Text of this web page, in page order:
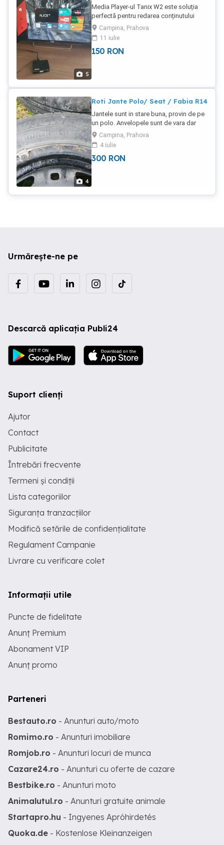
5
Media Player-ul Tanix W2 este soluția
perfectă pentru redarea conținutului
multimedia preferat pe tv. Acesta poate
transforma tv-ul intr-un smart tv.
Produsul este nou, desfacut pt testare.
Campina, Prahova
11 iulie
150 RON
4
Roti Jante Polo/ Seat / Fabia R14
Jantele sunt in stare buna, provin de pe
un polo. Anvelopele sunt de vara dar
sunt uzate. Se vinde la set.
Campina, Prahova
4 iulie
300 RON
Urmărește-ne pe
Descarcă aplicația Publi24
Suport clienți
Ajutor
Contact
Publicitate
Întrebări frecvente
Termeni și condiții
Lista categoriilor
Siguranța tranzacțiilor
Modifică setările de confidențialitate
Regulament Campanie
Livrare cu verificare colet
Informații utile
Puncte de fidelitate
Anunț Premium
Abonament VIP
Anunț promo
Parteneri
Bestauto.ro - Anunturi auto/moto
Romimo.ro - Anunturi imobiliare
Romjob.ro - Anunturi locuri de munca
Cazare24.ro - Anunturi cu oferte de cazare
Bestbike.ro - Anunturi moto
Animalutul.ro - Anunturi gratuite animale
Startapro.hu - Ingyenes Apróhirdetés
Quoka.de - Kostenlose Kleinanzeigen